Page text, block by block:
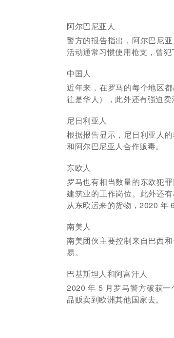
阿尔巴尼亚人
警方的报告指出，阿尔巴尼
活动通常习惯使用枪支，曾犯
中国人
近年来，在罗马的每个地区都
往是华人），此外还有强迫卖
尼日利亚人
根据报告显示，尼日利亚人
和阿尔巴尼亚人合作贩毒。
东欧人
罗马也有相当数量的东欧犯
建筑业的工作岗位。 此外还
从东欧运来的货物，2020 年
南美人
南美团伙主要控制来自巴西
易。
巴基斯坦人和阿富汗人
2020 年 5 月罗马警方破获
品贩卖到欧洲其他国家去。